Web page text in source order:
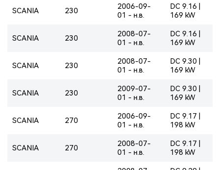
SCANIA 230
2006-09-
01 - н.в.
DC 9.16 |
169 kW
SCANIA 230
2008-07-
01 - н.в.
DC 9.16 |
169 kW
SCANIA 230
2008-07-
01 - н.в.
DC 9.30 |
169 kW
SCANIA 230
2009-07-
01 - н.в.
DC 9.30 |
169 kW
SCANIA 270
2006-09-
01 - н.в.
DC 9.17 |
198 kW
SCANIA 270
2008-07-
01 - н.в.
DC 9.17 |
198 kW